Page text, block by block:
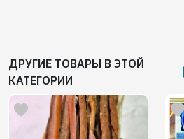
ДРУГИЕ ТОВАРЫ В ЭТОЙ
КАТЕГОРИИ